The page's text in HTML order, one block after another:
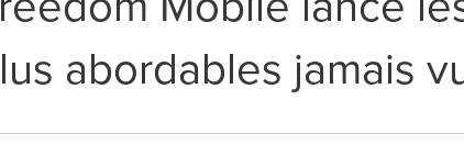
abordables jamais